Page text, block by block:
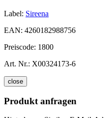
Label: Sireena
EAN: 4260182988756
Preiscode: 1800
Art. Nr.: X00324173-6
close
Produkt anfragen